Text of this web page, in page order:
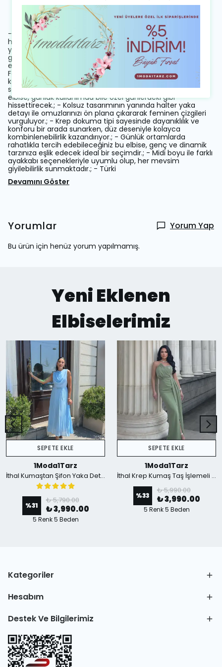
- Zarif tasarımıyla dikkat çeken bu elbise, krep kumaşın
hafifliği ve şıklığı ile öne çıkıyor.; - Gül detayları ve yırtmaçlı
yapısı sayesinde hem modern hem de feminen bir
görünüm sunuyor.; - Astarlı olması, rahatlıkla hareket
etmenizi sağlarken aynı zamanda şık bir duruş sergiliyor.; -
Fermuarlı kapama şekli pratik kullanım imkanı tanırken,
kemer takmaya gerek duymadan vücut hatlarınıza uyum
sağlıyor.; - Kalem siluetiyle zarif bir kesime sahip olan bu
elbise, günlük kullanımda bile özel günlerdeki gibi
hissettirecek.; - Kolsuz tasarımının yanında halter yaka
detayı ile omuzlarınızı ön plana çıkararak feminen çizgileri
vurguluyor.; - Krep dokuma tipi sayesinde dayanıklılık ve
konforu bir arada sunarken, düz deseniyle kolayca
kombinlenebilirlik kazandırıyor.; - Günlük ortamlarda
rahatlıkla tercih edebileceğiniz bu elbise, genç ve dinamik
tarzınıza eşlik edecek ideal bir seçimdir.; - Midi boyu ile farklı
ayakkabı seçenekleriyle uyumlu olup, her mevsim
giyilebilirlik sunmaktadır.; - Türki
Devamını Göster
Yorumlar Yorum Yap
Bu ürün için henüz yorum yapılmamış.
Yeni Eklenen
Elbiselerimiz
SEPETE EKLE
1Moda1Tarz
İthal Kumaştan Şifon Yaka Detaylı Piliseli Kemerli Astarlı Özel Tasarım Elbise - mavi
%31
₺ 5,790.00
₺ 3,990.00
5 Renk 5 Beden
SEPETE EKLE
1Moda1Tarz
İthal Krep Kumaş Taş İşlemeli Askılı Astarlı Özel Tasarım Yırtmaçlı Maxi Elbise - Yeşil
%33
₺ 5,990.00
₺ 3,990.00
5 Renk 5 Beden
Kategoriler
Hesabım
Destek Ve Bilgilerimiz